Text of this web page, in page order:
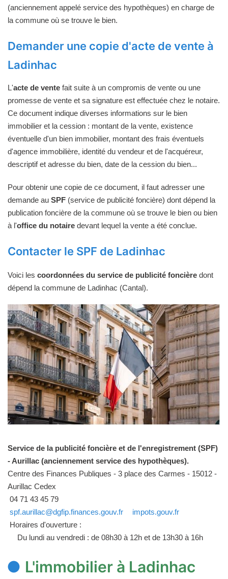
(anciennement appelé service des hypothèques) en charge de
la commune où se trouve le bien.
Demander une copie d'acte de vente à
Ladinhac
L'acte de vente fait suite à un compromis de vente ou une
promesse de vente et sa signature est effectuée chez le notaire.
Ce document indique diverses informations sur le bien
immobilier et la cession : montant de la vente, existence
éventuelle d'un bien immobilier, montant des frais éventuels
d'agence immobilière, identité du vendeur et de l'acquéreur,
descriptif et adresse du bien, date de la cession du bien...
Pour obtenir une copie de ce document, il faut adresser une
demande au SPF (service de publicité foncière) dont dépend la
publication foncière de la commune où se trouve le bien ou bien
à l'office du notaire devant lequel la vente a été conclue.
Contacter le SPF de Ladinhac
Voici les coordonnées du service de publicité foncière dont
dépend la commune de Ladinhac (Cantal).
Service de la publicité foncière et de l'enregistrement (SPF)
- Aurillac (anciennement service des hypothèques).
Centre des Finances Publiques - 3 place des Carmes - 15012 -
Aurillac Cedex
04 71 43 45 79
spf.aurillac@dgfip.finances.gouv.fr
impots.gouv.fr
Horaires d'ouverture :
Du lundi au vendredi : de 08h30 à 12h et de 13h30 à 16h
L'immobilier à Ladinhac